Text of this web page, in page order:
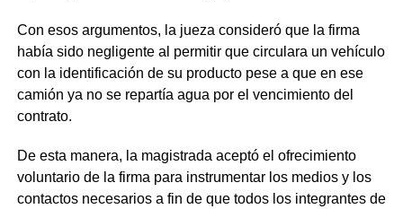
Con esos argumentos, la jueza consideró que la firma
había sido negligente al permitir que circulara un vehículo
con la identificación de su producto pese a que en ese
camión ya no se repartía agua por el vencimiento del
contrato.
De esta manera, la magistrada aceptó el ofrecimiento
voluntario de la firma para instrumentar los medios y los
contactos necesarios a fin de que todos los integrantes de